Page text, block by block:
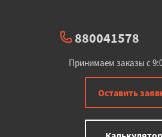
880041578
Принимаем заказы с
Оставить